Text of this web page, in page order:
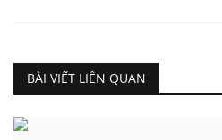
BÀI VIẾT LIÊN QUAN